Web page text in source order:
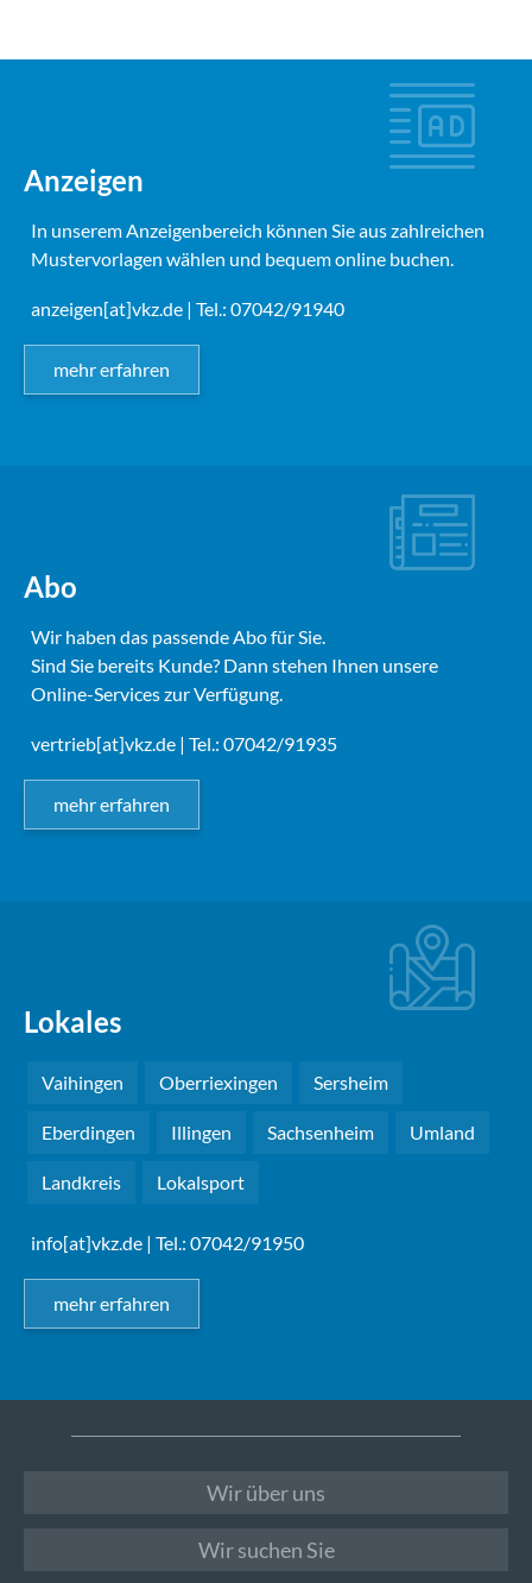
Anzeigen
In unserem Anzeigenbereich können Sie aus zahlreichen
Mustervorlagen wählen und bequem online buchen.
anzeigen[at]vkz.de | Tel.: 07042/91940
mehr erfahren
Abo
Wir haben das passende Abo für Sie.
Sind Sie bereits Kunde? Dann stehen Ihnen unsere
Online-Services zur Verfügung.
vertrieb[at]vkz.de | Tel.: 07042/91935
mehr erfahren
Lokales
Vaihingen Oberriexingen Sersheim
Eberdingen Illingen Sachsenheim Umland
Landkreis Lokalsport
info[at]vkz.de | Tel.: 07042/91950
mehr erfahren
Wir über uns
Wir suchen Sie